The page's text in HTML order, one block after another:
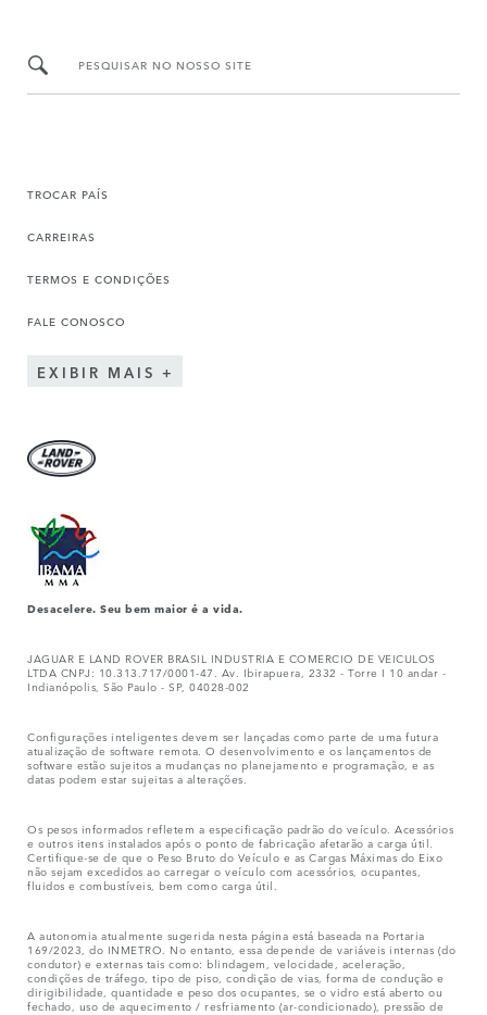
PESQUISAR NO NOSSO SITE
TROCAR PAÍS
CARREIRAS
TERMOS E CONDIÇÕES
FALE CONOSCO
EXIBIR MAIS
Desacelere. Seu bem maior é a vida.
JAGUAR E LAND ROVER BRASIL INDUSTRIA E COMERCIO DE VEICULOS
LTDA CNPJ: 10.313.717/0001-47. Av. Ibirapuera, 2332 - Torre I 10 andar -
Indianópolis, São Paulo - SP, 04028-002
Configurações inteligentes devem ser lançadas como parte de uma futura
atualização de software remota. O desenvolvimento e os lançamentos de
software estão sujeitos a mudanças no planejamento e programação, e as
datas podem estar sujeitas a alterações.
Os pesos informados refletem a especificação padrão do veículo. Acessórios
e outros itens instalados após o ponto de fabricação afetarão a carga útil.
Certifique-se de que o Peso Bruto do Veículo e as Cargas Máximas do Eixo
não sejam excedidos ao carregar o veículo com acessórios, ocupantes,
fluidos e combustíveis, bem como carga útil.
A autonomia atualmente sugerida nesta página está baseada na Portaria
169/2023, do INMETRO. No entanto, essa depende de variáveis internas (do
condutor) e externas tais como: blindagem, velocidade, aceleração,
condições de tráfego, tipo de piso, condição de vias, forma de condução e
dirigibilidade, quantidade e peso dos ocupantes, se o vidro está aberto ou
fechado, uso de aquecimento / resfriamento (ar-condicionado), pressão de